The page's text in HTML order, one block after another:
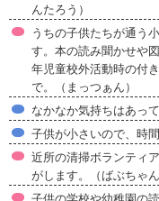
んたろう）
うちの子供たちが通う
す。本の読み聞かせや
年児童校外活動時の付
で。（まっつぁん）
なかなか気持ちはあっ
子供が小さいので、時
近所の清掃ボランティ
がします。（ばぶちゃん